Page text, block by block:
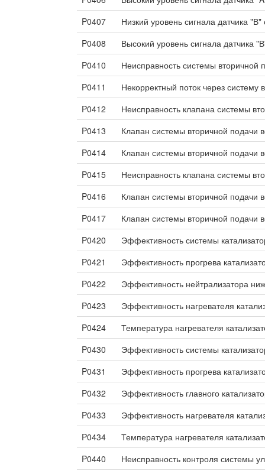
P0407
Низкий уровень сигнала датчика
P0408
Высокий уровень сигнала датчика
P0410
Неисправность системы вторичной
P0411
Некорректный поток через систему
P0412
Неисправность клапана системы
P0413
Клапан системы вторичной подачи
P0414
Клапан системы вторичной подачи
P0415
Неисправность клапана системы
P0416
Клапан системы вторичной подачи
P0417
Клапан системы вторичной подачи
P0420
Эффективность системы
P0421
Эффективность прогрева
P0422
Эффективность нейтрализатора
P0423
Эффективность нагревателя
P0424
Температура нагревателя
P0430
Эффективность системы
P0431
Эффективность прогрева
P0432
Эффективность главного
P0433
Эффективность нагревателя
P0434
Температура нагревателя
P0440
Неисправность контроля системы